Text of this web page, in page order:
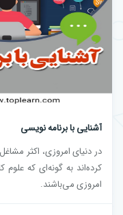
آشنایی با برنامه‌ نویسی
در دنیای امروزی، اکثر
کرده‌اند به گونه‌ای که علوم
امروزی می‌باشند.